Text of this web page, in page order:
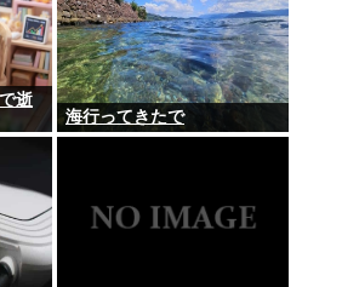
逝
海行ってきたで